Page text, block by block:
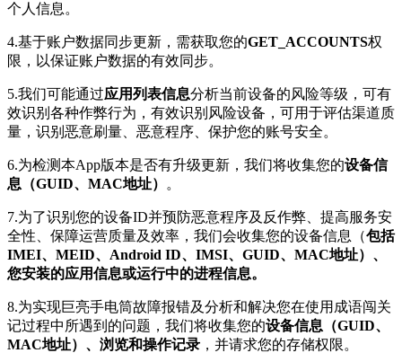
个人信息。
4.基于账户数据同步更新，需获取您的GET_ACCOUNTS权
限，以保证账户数据的有效同步。
5.我们可能通过应用列表信息分析当前设备的风险等级，可有
效识别各种作弊行为，有效识别风险设备，可用于评估渠道质
量，识别恶意刷量、恶意程序、保护您的账号安全。
6.为检测本App版本是否有升级更新，我们将收集您的设备信
息（GUID、MAC地址）
。
7.为了识别您的设备ID并预防恶意程序及反作弊、提高服务安
全性、保障运营质量及效率，我们会收集您的设备信息（包括
IMEI、MEID、Android ID、IMSI、GUID、MAC地址）、
您安装的应用信息或运行中的进程信息。
8.为实现巨亮手电筒故障报错及分析和解决您在使用成语闯关
记过程中所遇到的问题，我们将收集您的设备信息（GUID、
MAC地址）、浏览和操作记录 ，并请求您的存储权限。